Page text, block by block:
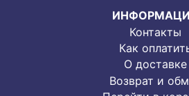
Контакты
Как
О доставке
Возврат и